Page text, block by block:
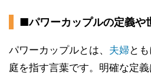
■パワーカップルの定義や
パワーカップルとは、 夫婦と
庭を指す言葉です。明確な定